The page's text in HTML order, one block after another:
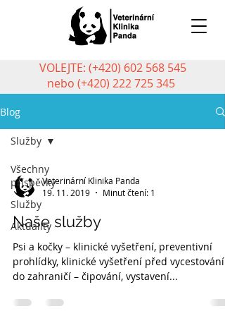
VOLEJTE: (+420) 602 568 545
nebo (+420) 222 725 345
Blog
Všechny
příspěvky
Služby
Aktuality
Služby
Veterinární Klinika Panda
19. 11. 2019
Minut čtení: 1
Naše služby
Psi a kočky – klinické vyšetření, preventivní
prohlídky, klinické vyšetření před
do zahraničí – čipování, vystavení...